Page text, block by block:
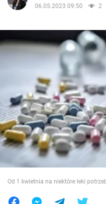
Polityka
Społeczeństwo
Wojna na Ukrainie
Świat
Jedzenie
06.05.2023 09:50
2
Od 1 kwietnia na niektóre leki